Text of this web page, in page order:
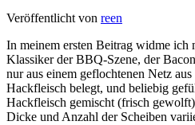
Veröffentlicht von reen
In meinem ersten Beitrag widme ich
Klassiker der BBQ-Szene, der
nur aus einem geflochtenen Netz
Hackfleisch belegt, und beliebig
Hackfleisch gemischt (frisch
Dicke und Anzahl der Scheiben